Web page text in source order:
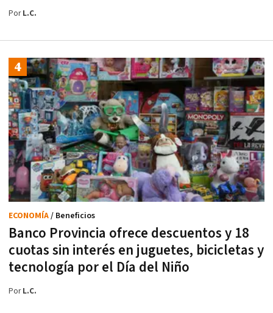
PorL.C.
Banco Provincia ofrece descuentos y 18
cuotas sin interés en juguetes, bicicletas y
tecnología por el Día del Niño
ECONOMÍA/ Beneficios
PorL.C.